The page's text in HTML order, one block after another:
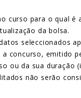
curso para o qual
da bolsa.
seleccionados
concurso, emitido
ou da sua duração
não serão